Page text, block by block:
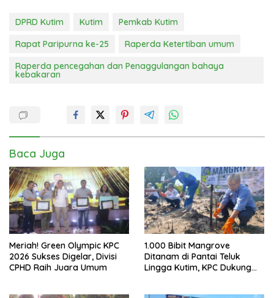
DPRD Kutim Kutim
Pemkab Kutim
Rapat Paripurna ke-25
Raperda Ketertiban umum
Raperda pencegahan dan Penaggulangan bahaya
kebakaran
Baca Juga
Meriah! Green Olympic KPC
2026 Sukses Digelar, Divisi
CPHD Raih Juara Umum
1.000 Bibit Mangrove
Ditanam di Pantai Teluk
Lingga Kutim, KPC Dukung